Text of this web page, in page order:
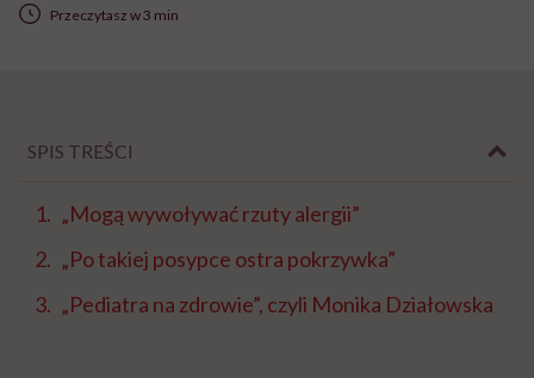
Przeczytasz w 3 min
SPIS TREŚCI
„Mogą wywoływać rzuty alergii”
„Po takiej posypce ostra pokrzywka”
„Pediatra na zdrowie”, czyli Monika Działowska